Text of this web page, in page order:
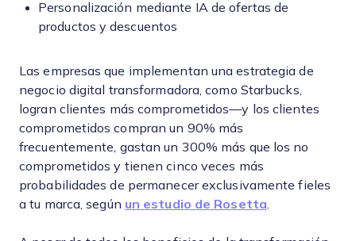
Personalización mediante IA de ofertas de
productos y descuentos
Las empresas que implementan una estrategia de
negocio digital transformadora, como Starbucks,
logran clientes más comprometidos—y los clientes
comprometidos compran un 90% más
frecuentemente, gastan un 300% más que los no
comprometidos y tienen cinco veces más
probabilidades de permanecer exclusivamente fieles
a tu marca, según un estudio de Rosetta